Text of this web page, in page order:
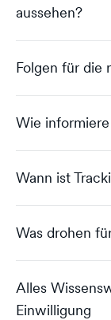
aussehen?
Folgen für die
Wie
Wann ist
Was drohen
Alles
Einwilligung